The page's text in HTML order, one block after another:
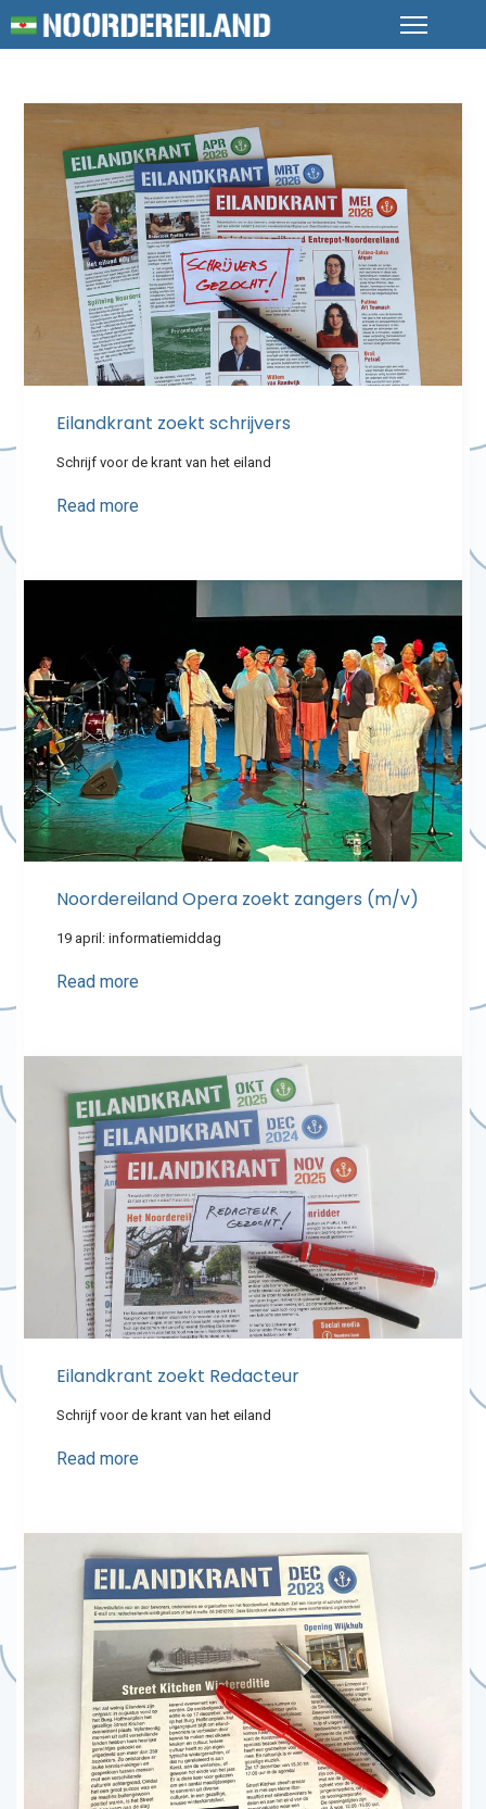
Eilandkrant zoekt schrijvers
Schrijf voor de krant van het eiland
Read more
Noordereiland Opera zoekt zangers (m/v)
19 april: informatiemiddag
Read more
Eilandkrant zoekt Redacteur
Schrijf voor de krant van het eiland
Read more